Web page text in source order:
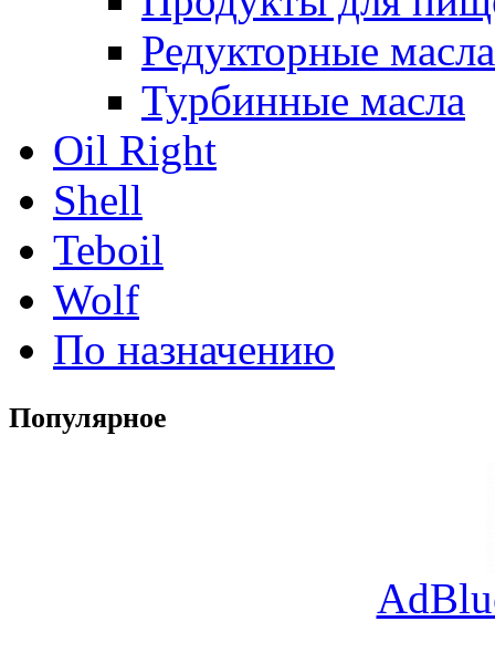
Редукторные масла
Турбинные масла
Oil Right
Shell
Teboil
Wolf
По назначению
Популярное